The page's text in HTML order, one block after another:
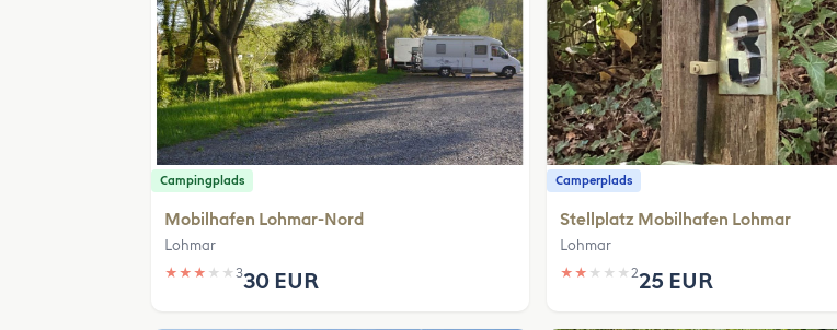
Campingplads
Mobilhafen Lohmar-Nord
Lohmar
★ ★ ★ ★ ★ 330 EUR
Camperplads
Stellplatz Mobilhafen Lohmar
Lohmar
★ ★ ★ ★ ★225 EUR